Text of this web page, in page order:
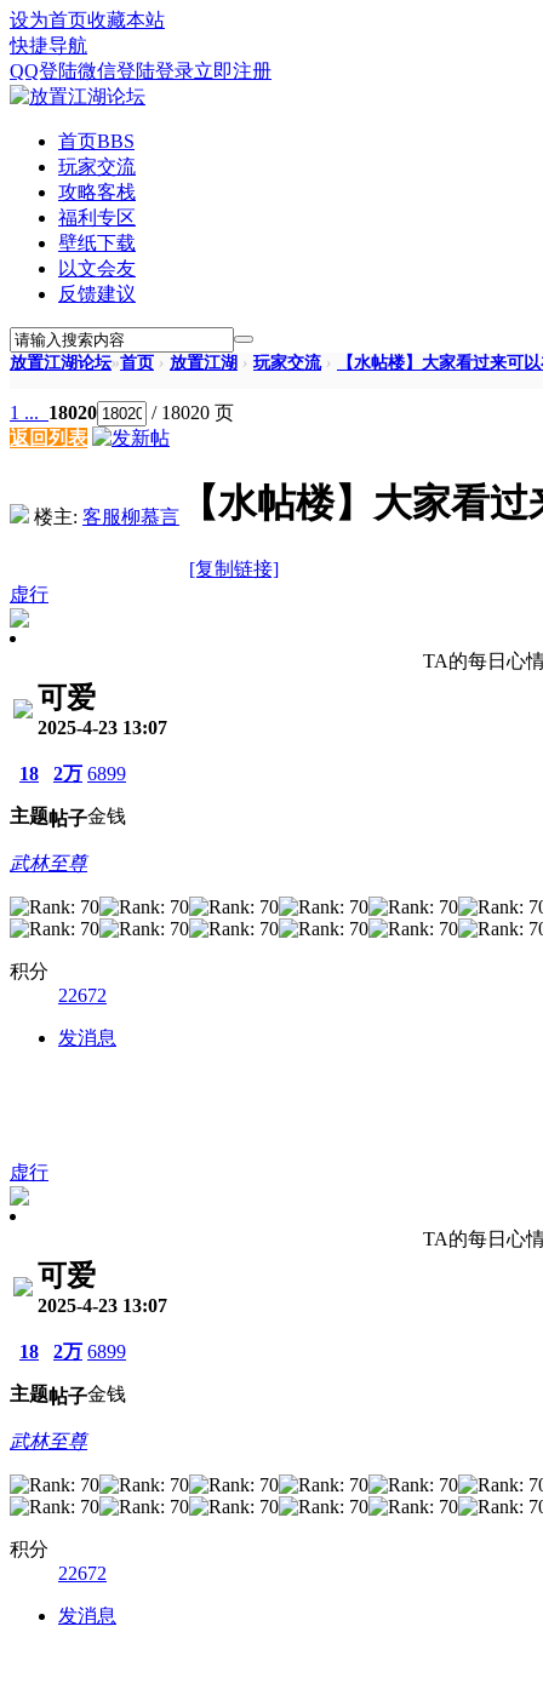
设为首页收藏本站
快捷导航
QQ登陆微信登陆登录立即注册
首页BBS
玩家交流
攻略客栈
福利专区
壁纸下载
以文会友
反馈建议
放置江湖论坛»首页 › 放置江湖 › 玩家交流 › 【水帖楼】大家看过来可
1 ... 18020
/ 18020 页
返回列表
楼主: 客服柳慕言 【水帖楼】大家看
[复制链接]
虚行
TA的每日心
可爱
2025-4-23 13:07
18
主题
2万
帖子
6899
金钱
武林至尊
积分
22672
发消息
虚行
TA的每日心
可爱
2025-4-23 13:07
18
主题
2万
帖子
6899
金钱
武林至尊
积分
22672
发消息